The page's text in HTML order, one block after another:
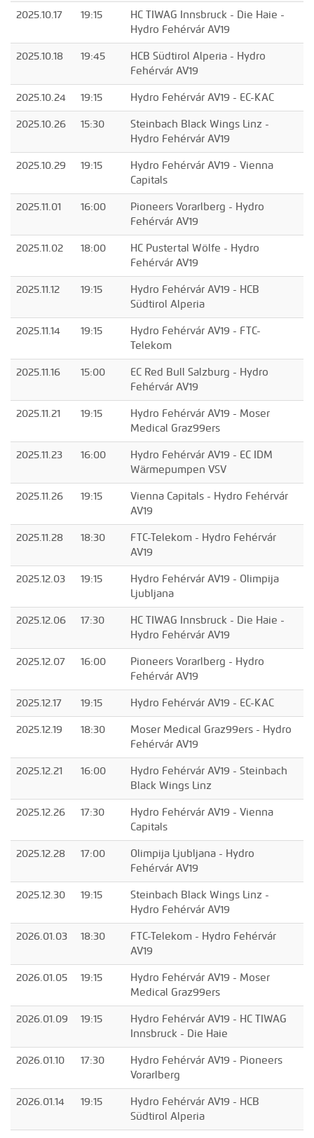
2025.10.17 19:15
HC TIWAG Innsbruck - Die Haie -
Hydro Fehérvár AV19
2025.10.18 19:45
HCB Südtirol Alperia - Hydro
Fehérvár AV19
2025.10.24 19:15 Hydro Fehérvár AV19 - EC-KAC
2025.10.26 15:30
Steinbach Black Wings Linz -
Hydro Fehérvár AV19
2025.10.29 19:15
Hydro Fehérvár AV19 - Vienna
Capitals
2025.11.01 16:00
Pioneers Vorarlberg - Hydro
Fehérvár AV19
2025.11.02 18:00
HC Pustertal Wölfe - Hydro
Fehérvár AV19
2025.11.12 19:15
Hydro Fehérvár AV19 - HCB
Südtirol Alperia
2025.11.14 19:15
Hydro Fehérvár AV19 - FTC-
Telekom
2025.11.16 15:00
EC Red Bull Salzburg - Hydro
Fehérvár AV19
2025.11.21 19:15
Hydro Fehérvár AV19 - Moser
Medical Graz99ers
2025.11.23 16:00
Hydro Fehérvár AV19 - EC IDM
Wärmepumpen VSV
2025.11.26 19:15
Vienna Capitals - Hydro Fehérvár
AV19
2025.11.28 18:30
FTC-Telekom - Hydro Fehérvár
AV19
2025.12.03 19:15
Hydro Fehérvár AV19 - Olimpija
Ljubljana
2025.12.06 17:30
HC TIWAG Innsbruck - Die Haie -
Hydro Fehérvár AV19
2025.12.07 16:00
Pioneers Vorarlberg - Hydro
Fehérvár AV19
2025.12.17 19:15 Hydro Fehérvár AV19 - EC-KAC
2025.12.19 18:30
Moser Medical Graz99ers - Hydro
Fehérvár AV19
2025.12.21 16:00
Hydro Fehérvár AV19 - Steinbach
Black Wings Linz
2025.12.26 17:30
Hydro Fehérvár AV19 - Vienna
Capitals
2025.12.28 17:00
Olimpija Ljubljana - Hydro
Fehérvár AV19
2025.12.30 19:15
Steinbach Black Wings Linz -
Hydro Fehérvár AV19
2026.01.03 18:30
FTC-Telekom - Hydro Fehérvár
AV19
2026.01.05 19:15
Hydro Fehérvár AV19 - Moser
Medical Graz99ers
2026.01.09 19:15
Hydro Fehérvár AV19 - HC TIWAG
Innsbruck - Die Haie
2026.01.10 17:30
Hydro Fehérvár AV19 - Pioneers
Vorarlberg
2026.01.14 19:15
Hydro Fehérvár AV19 - HCB
Südtirol Alperia